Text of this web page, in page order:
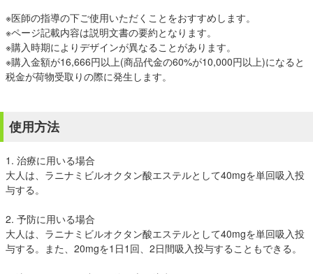
※医師の指導の下ご使用いただくことをおすすめします。
※ページ記載内容は説明文書の要約となります。
※購入時期によりデザインが異なることがあります。
※購入金額が16,666円以上(商品代金の60%が10,000円以上)になると
税金が荷物受取りの際に発生します。
使用方法
1. 治療に用いる場合
大人は、ラニナミビルオクタン酸エステルとして40mgを単回吸入投
与する。
2. 予防に用いる場合
大人は、ラニナミビルオクタン酸エステルとして40mgを単回吸入投
与する。また、20mgを1日1回、2日間吸入投与することもできる。